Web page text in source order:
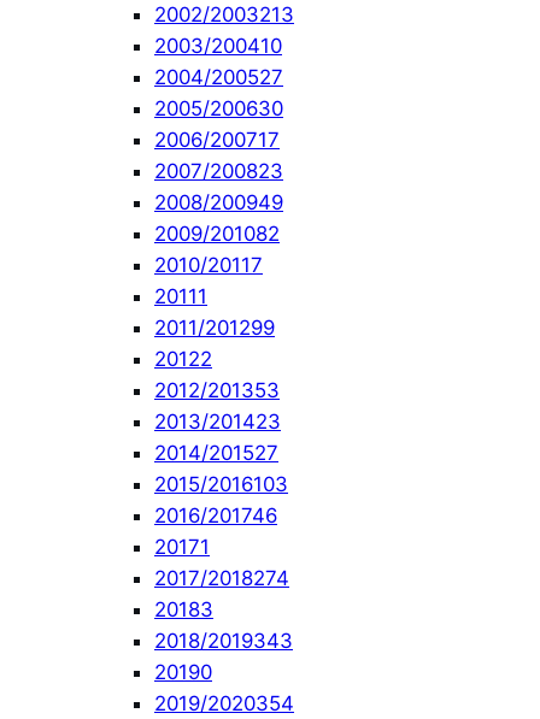
2002/2003213
2003/200410
2004/200527
2005/200630
2006/200717
2007/200823
2008/200949
2009/201082
2010/20117
20111
2011/201299
20122
2012/201353
2013/201423
2014/201527
2015/2016103
2016/201746
20171
2017/2018274
20183
2018/2019343
20190
2019/2020354